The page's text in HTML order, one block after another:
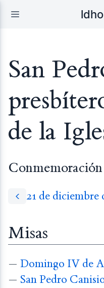
San
de la
Conmemoración
21 de diciembre
Misas
— Domingo IV de
— San Pedro